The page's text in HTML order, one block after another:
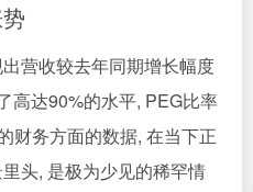
营收较去年同期增长幅度
高达90%的水平, PEG比率
财务方面的数据, 在当下正
头, 是极为少见的稀罕情